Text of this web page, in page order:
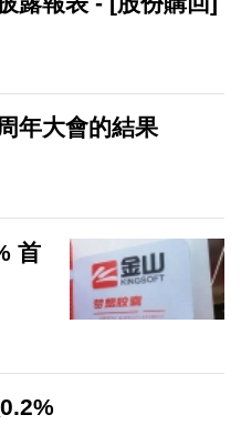
年大會的結果
首